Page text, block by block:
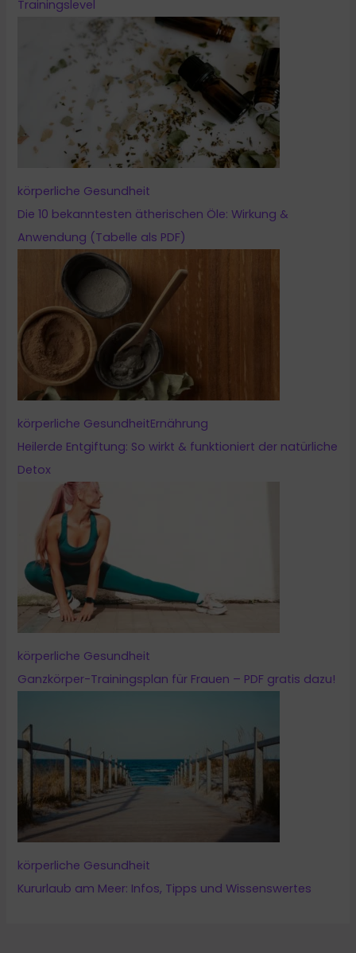
Trainingslevel
körperliche Gesundheit
Die 10 bekanntesten ätherischen Öle: Wirkung &
Anwendung (Tabelle als PDF)
körperliche GesundheitErnährung
Heilerde Entgiftung: So wirkt & funktioniert der natürliche
Detox
körperliche Gesundheit
Ganzkörper-Trainingsplan für Frauen – PDF gratis dazu!
körperliche Gesundheit
Kururlaub am Meer: Infos, Tipps und Wissenswertes